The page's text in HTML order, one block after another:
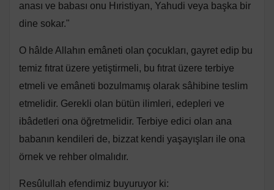
anası ve babası onu Hıristiyan, Yahudi veya başka bir
dine sokar."
O hâlde Allahın emâneti olan çocukları, gayret edip bu
temiz fıtrat üzere yetiştirmeli, bu fıtrat üzere terbiye
etmeli ve emâneti bozulmamış olarak sâhibine teslim
etmelidir. Gerekli olan bütün ilimleri, edepleri ve
ibâdetleri ona öğretmelidir. Terbiye edici olan ana
babanın kendileri de, bizzat kendi yaşayışları ile ona
örnek ve rehber olmalıdır.
Resûlullah efendimiz buyuruyor ki: